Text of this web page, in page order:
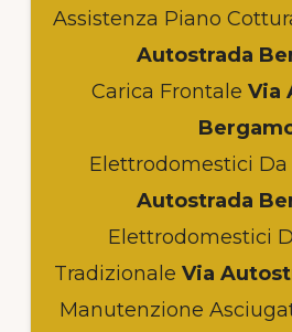
Assistenza Piano
Autostrada
Carica Frontale Via
Elettrodomestici Da
Autostrada
Elettrodomestici
Tradizionale Via
Manutenzione